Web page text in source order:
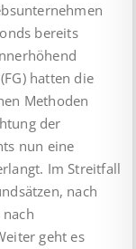
bereits
hatten die
Methoden
der
nun eine
Im Streitfall
nach
geht es